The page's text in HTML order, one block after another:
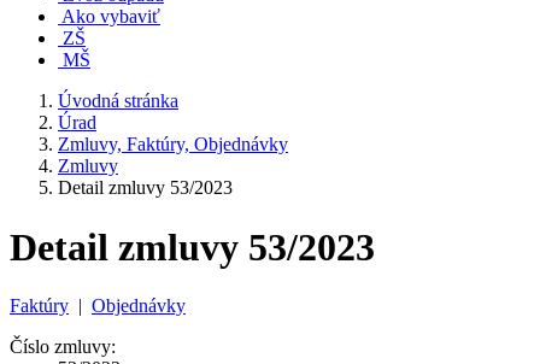
Ako vybaviť
ZŠ
MŠ
Úvodná stránka
Úrad
Zmluvy, Faktúry, Objednávky
Zmluvy
Detail zmluvy 53/2023
Detail zmluvy 53/2023
Faktúry | Objednávky
Číslo zmluvy: